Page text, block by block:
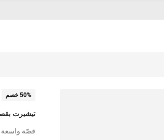
50% خصم
تيشيرت
قصّة واسعة